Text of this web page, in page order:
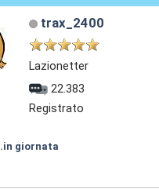
trax_2400
Lazionetter
22.383
Registrato
giornata